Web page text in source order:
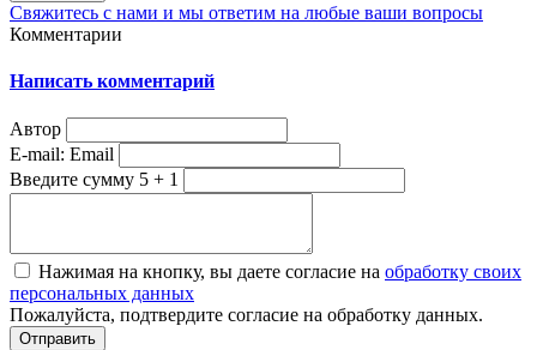
Свяжитесь с нами и мы ответим на любые ваши вопросы
Комментарии
Написать комментарий
Автор
E-mail: Email
Введите сумму 5 + 1
Нажимая на кнопку, вы даете согласие на обработку своих
персональных данных
Пожалуйста, подтвердите согласие на обработку данных.